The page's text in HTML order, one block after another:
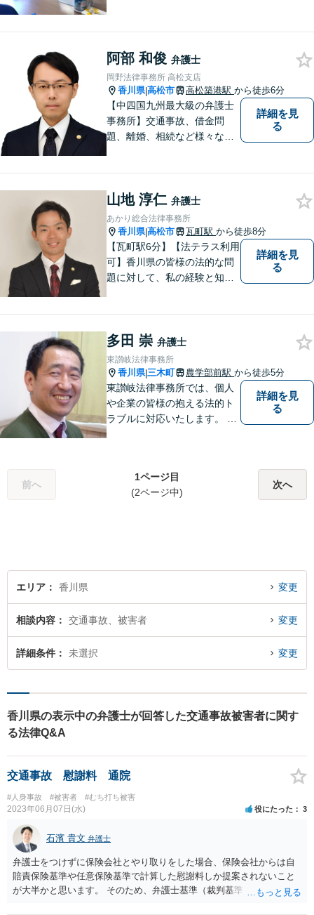
ていただきます。ご相談は無
料ですので、お気軽にご相談
ください。
阿部 和俊 弁護士
岡野法律事務所 高松支店
香川県|高松市 高松築港駅 から徒歩6分
【中四国九州最大級の弁護士
事務所】交通事故、借金問
題、離婚、相続など様々な問
い！
詳細を見
る
山地 淳仁 弁護士
あかり総合法律事務所
香川県|高松市 瓦町駅 から徒歩8分
【瓦町駅6分】【法テラス利用
可】香川県の皆様の法的な問
題に対して、私の経験と知識
い。少しでもお役に立てるよ
う全力でサポートいたしま
す。
詳細を見
る
多田 崇 弁護士
東讃岐法律事務所
香川県|三木町 農学部前駅 から徒歩5分
東讃岐法律事務所では、個人
や企業の皆様の抱える法的ト
ラブルに対応いたします。 高
詳細を見
る
前へ
1ページ目
(2ページ中)
次へ
エリア 香川県 変更
相談内容 交通事故、被害者 変更
詳細条件 未選択 変更
香川県の表示中の弁護士が回答した交通事故被害者に関す
る法律Q&A
交通事故 慰謝料 通院
#人身事故 #被害者 #むち打ち被害
2023年06月07日(水) 役にたった 3
石濱 貴文 弁護士
弁護士をつけずに保険会社とやり取りをした場合、保険会社からは自
賠責保険基準や任意保険基準で計算した慰謝料しか提案されないこと
が大半かと思います。 そのため、弁護士基準（裁判基準）の慰謝料で